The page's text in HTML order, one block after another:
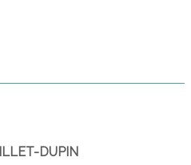
DUPIN